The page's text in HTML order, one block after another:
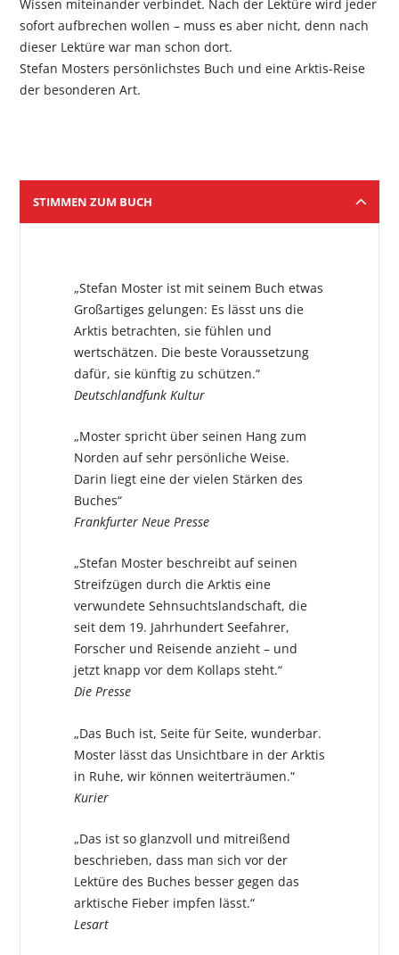
Wissen miteinander verbindet. Nach der Lektüre wird jeder
sofort aufbrechen wollen – muss es aber nicht, denn nach
dieser Lektüre war man schon dort.
Stefan Mosters persönlichstes Buch und eine Arktis-Reise
der besonderen Art.
STIMMEN ZUM BUCH
„Stefan Moster ist mit seinem Buch etwas
Großartiges gelungen: Es lässt uns die
Arktis betrachten, sie fühlen und
wertschätzen. Die beste Voraussetzung
dafür, sie künftig zu schützen.“
Deutschlandfunk Kultur
„Moster spricht über seinen Hang zum
Norden auf sehr persönliche Weise.
Darin liegt eine der vielen Stärken des
Buches“
Frankfurter Neue Presse
„Stefan Moster beschreibt auf seinen
Streifzügen durch die Arktis eine
verwundete Sehnsuchtslandschaft, die
seit dem 19. Jahrhundert Seefahrer,
Forscher und Reisende anzieht – und
jetzt knapp vor dem Kollaps steht.“
Die Presse
„Das Buch ist, Seite für Seite, wunderbar.
Moster lässt das Unsichtbare in der Arktis
in Ruhe, wir können weiterträumen.“
Kurier
„Das ist so glanzvoll und mitreißend
beschrieben, dass man sich vor der
Lektüre des Buches besser gegen das
arktische Fieber impfen lässt.“
Lesart